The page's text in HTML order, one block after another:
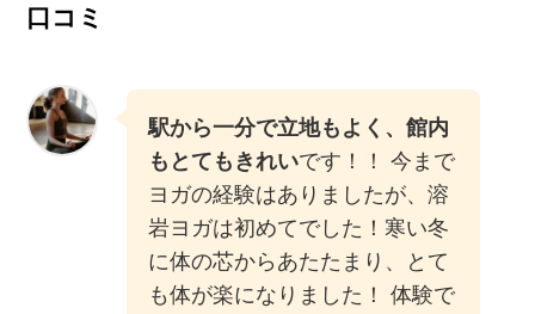
口コミ
駅から一分で立地もよく、館内
もとてもきれいです！！ 今まで
ヨガの経験はありましたが、溶
岩ヨガは初めてでした！寒い冬
に体の芯からあたたまり、とて
も体が楽になりました！ 体験で